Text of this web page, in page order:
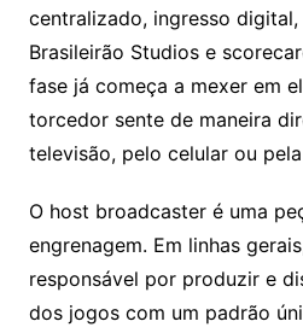
centralizado, ingresso
Brasileirão Studios e
fase já começa a mexer em
torcedor sente de maneira
televisão, pelo celular ou
O host broadcaster é uma
engrenagem. Em linhas
responsável por produzir e
dos jogos com um padrão